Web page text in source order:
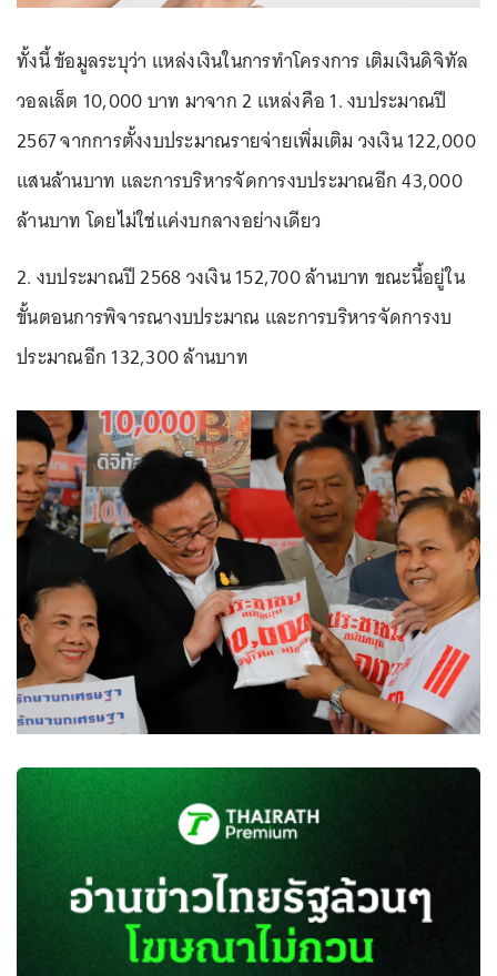
ทั้งนี้ ข้อมูลระบุว่า แหล่งเงินในการทำโครงการ เติมเงินดิจิทัล
วอลเล็ต 10,000 บาท มาจาก 2 แหล่งคือ 1. งบประมาณปี
2567 จากการตั้งงบประมาณรายจ่ายเพิ่มเติม วงเงิน 122,000
แสนล้านบาท และการบริหารจัดการงบประมาณอีก 43,000
ล้านบาท โดยไม่ใช่แค่งบกลางอย่างเดียว
2. งบประมาณปี 2568 วงเงิน 152,700 ล้านบาท ขณะนี้อยู่ใน
ขั้นตอนการพิจารณางบประมาณ และการบริหารจัดการงบ
ประมาณอีก 132,300 ล้านบาท